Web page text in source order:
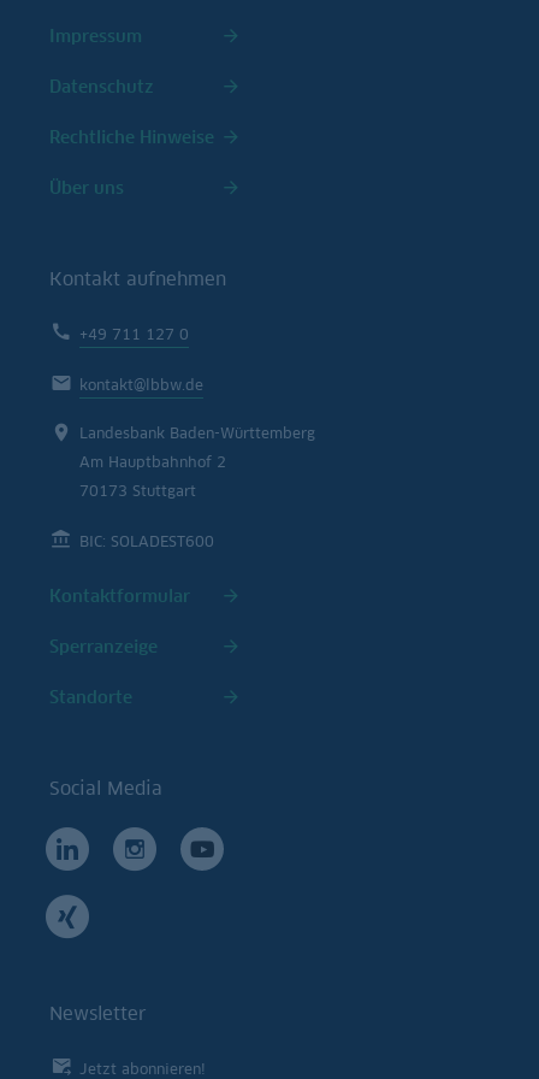
Impressum
Datenschutz
Rechtliche Hinweise
Über uns
Kontakt aufnehmen
+49 711 127 0
kontakt@lbbw.de
Landesbank Baden-Württemberg
Am Hauptbahnhof 2
70173 Stuttgart
BIC: SOLADEST600
Kontaktformular
Sperranzeige
Standorte
Social Media
Newsletter
Jetzt abonnieren!